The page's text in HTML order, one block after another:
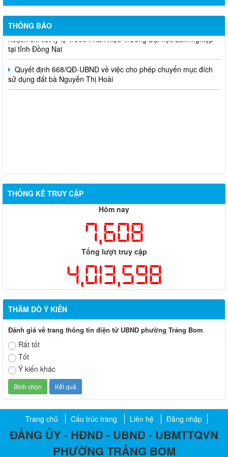
THÔNG BÁO
sử dụng đất bà Nguyễn Thị Cuối
Quyết định 669/QĐ-UBND Phê duyệt điều chỉnh tổng thể quy
hoạch chi tiết tỷ lệ 1/500 Phân hiệu Trường Đại học Lâm nghiệp
tại tỉnh Đồng Nai
Quyết định 668/QĐ-UBND về việc cho phép chuyển mục đích
sử dụng đất bà Nguyễn Thị Hoài
THỐNG KÊ TRUY CẬP
Hôm nay
7,608
Tổng lượt truy cập
4,013,598
THĂM DÒ Ý KIẾN
Đánh giá về trang thông tin điện tử UBND phường Trảng Bom
Rất tốt
Tốt
Ý kiến khác
Trang chủ Cấu trúc trang Liên hệ Đăng nhập
ĐẢNG ỦY - HĐND - UBND - UBMTTQVN
PHƯỜNG TRẢNG BOM